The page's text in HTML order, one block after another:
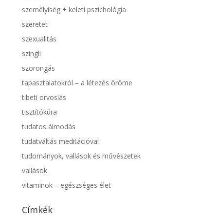
személyiség + keleti pszichológia
szeretet
szexualitás
szingli
szorongás
tapasztalatokról – a létezés öröme
tibeti orvoslás
tisztítókúra
tudatos álmodás
tudatváltás meditációval
tudományok, vallások és művészetek
vallások
vitaminok – egészséges élet
Címkék